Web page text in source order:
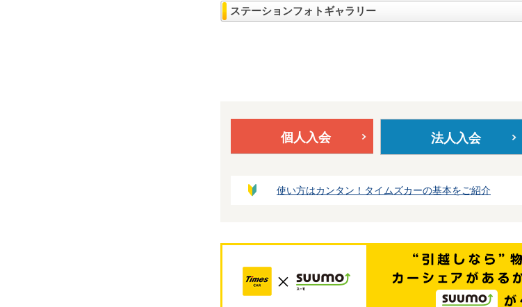
ステーションフォトギャラリー
個人入会 法人入会
使い方はカンタン！タイムズカーの基本をご紹介